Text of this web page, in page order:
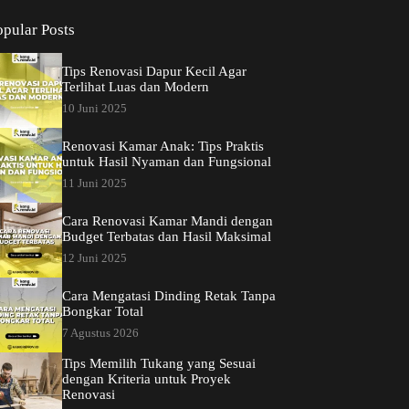
Posts
Tips Renovasi Dapur Kecil Agar
Terlihat Luas dan Modern
10 Juni 2025
Renovasi Kamar Anak: Tips Praktis
untuk Hasil Nyaman dan Fungsional
11 Juni 2025
Cara Renovasi Kamar Mandi dengan
Budget Terbatas dan Hasil Maksimal
12 Juni 2025
Cara Mengatasi Dinding Retak Tanpa
Bongkar Total
7 Agustus 2026
Tips Memilih Tukang yang Sesuai
dengan Kriteria untuk Proyek
Renovasi